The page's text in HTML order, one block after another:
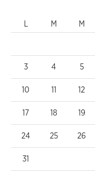
M M
3 4 5
10 11 12
17 18 19
24 25 26
31